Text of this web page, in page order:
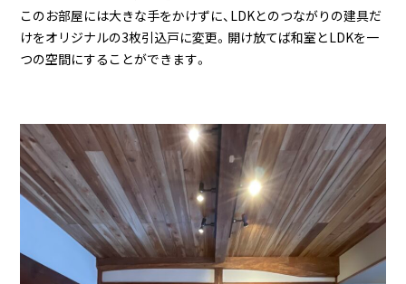
このお部屋には大きな手をかけずに、LDKとのつながりの建具だ
けをオリジナルの3枚引込戸に変更。開け放てば和室とLDKを一
つの空間にすることができます。